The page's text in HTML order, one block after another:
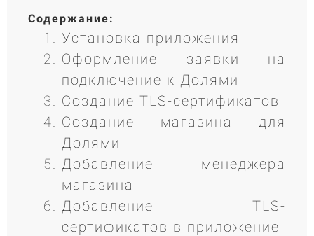
Содержание:
Установка приложения
Оформление заявки на
подключение к Долями
Создание TLS-сертификатов
Создание магазина для
Долями
Добавление менеджера
магазина
Добавление TLS-
сертификатов в приложение